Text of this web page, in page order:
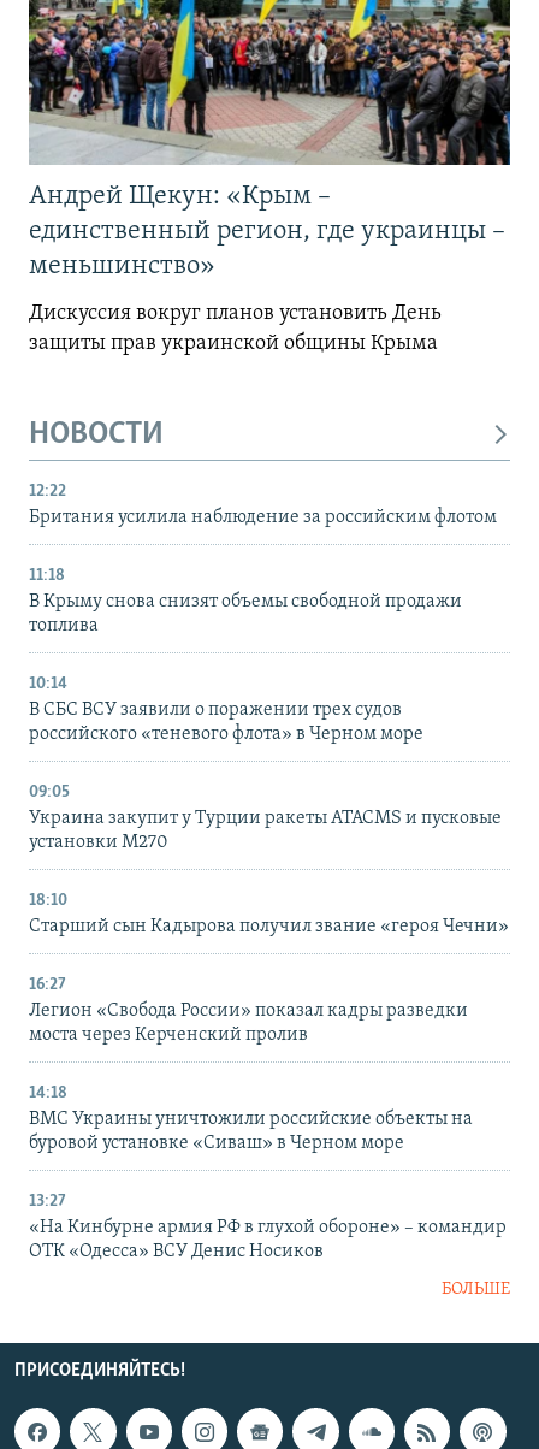
Андрей Щекун: «Крым –
единственный регион, где украинцы –
меньшинство»
Дискуссия вокруг планов установить День
защиты прав украинской общины Крыма
НОВОСТИ
12:22
Британия усилила наблюдение за российским флотом
11:18
В Крыму снова снизят объемы свободной продажи
топлива
10:14
В СБС ВСУ заявили о поражении трех судов
российского «теневого флота» в Черном море
09:05
Украина закупит у Турции ракеты ATACMS и пусковые
установки M270
18:10
Старший сын Кадырова получил звание «героя Чечни»
16:27
Легион «Свобода России» показал кадры разведки
моста через Керченский пролив
14:18
ВМС Украины уничтожили российские объекты на
буровой установке «Сиваш» в Черном море
13:27
«На Кинбурне армия РФ в глухой обороне» – командир
ОТК «Одесса» ВСУ Денис Носиков
БОЛЬШЕ
ПРИСОЕДИНЯЙТЕСЬ!